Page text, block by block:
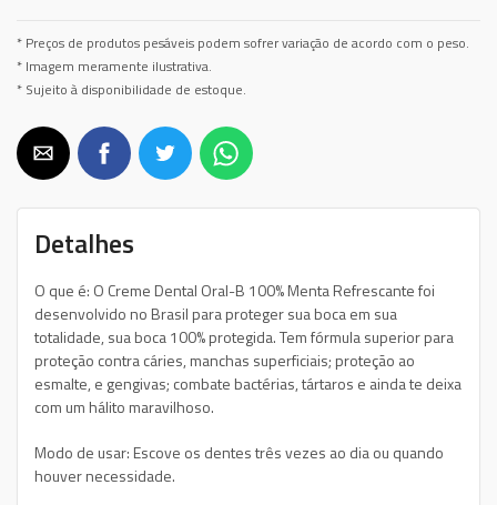
* Preços de produtos pesáveis podem sofrer variação de acordo com o peso.
* Imagem meramente ilustrativa.
* Sujeito à disponibilidade de estoque.
Detalhes
O que é: O Creme Dental Oral-B 100% Menta Refrescante foi
desenvolvido no Brasil para proteger sua boca em sua
totalidade, sua boca 100% protegida. Tem fórmula superior para
proteção contra cáries, manchas superficiais; proteção ao
esmalte, e gengivas; combate bactérias, tártaros e ainda te deixa
com um hálito maravilhoso.
Modo de usar: Escove os dentes três vezes ao dia ou quando
houver necessidade.